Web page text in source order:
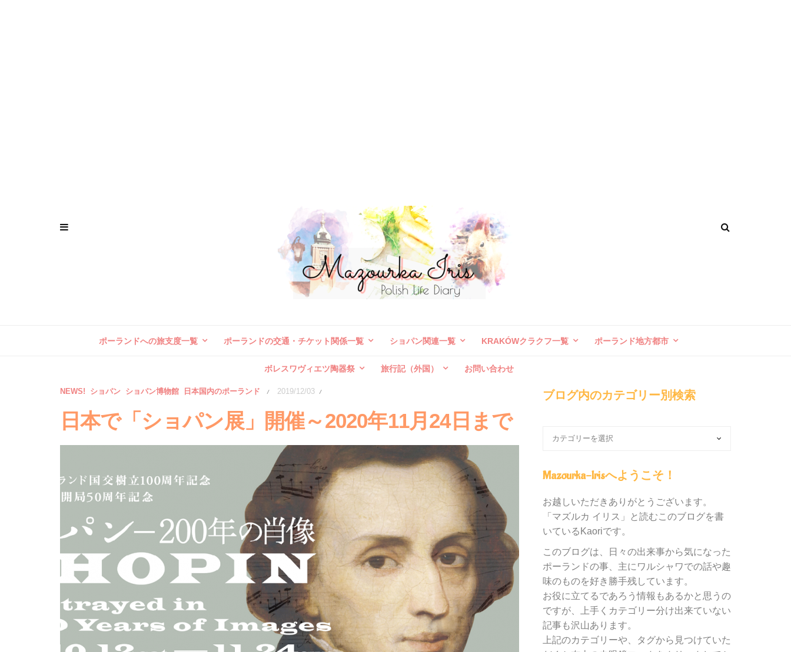
ポーランドへの旅支度一覧 ポーランドの交通・チケット関係一覧 ショパン関連一覧 KRAKÓWクラクフ一覧 ポーランド地方都市
ボレスワヴィエツ陶器祭 旅行記（外国） お問い合わせ
NEWS! ショパン ショパン博物館 日本国内のポーランド / 2019/12/03 /
日本で「ショパン展」開催～2020年11月24日まで
ブログ内のカテゴリー別検索
内
の
テ
ゴ
リ
別
検
索
Mazourka-Irisへようこそ！
お越しいただきありがとうございます。
「マズルカ イリス」と読むこのブログを書
いているKaoriです。
このブログは、日々の出来事から気になった
ポーランドの事、主にワルシャワでの話や趣
味のものを好き勝手残しています。
お役に立てるであろう情報もあるかと思うの
ですが、上手くカテゴリー分け出来ていない
記事も沢山あります。
上記のカテゴリーや、タグから見つけていた